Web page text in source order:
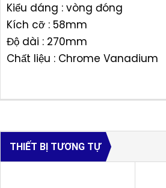
Kiểu dáng : vòng đóng
Kích cỡ : 58mm
Độ dài : 270mm
Chất liệu : Chrome Vanadium
THIẾT BỊ TƯƠNG TỰ